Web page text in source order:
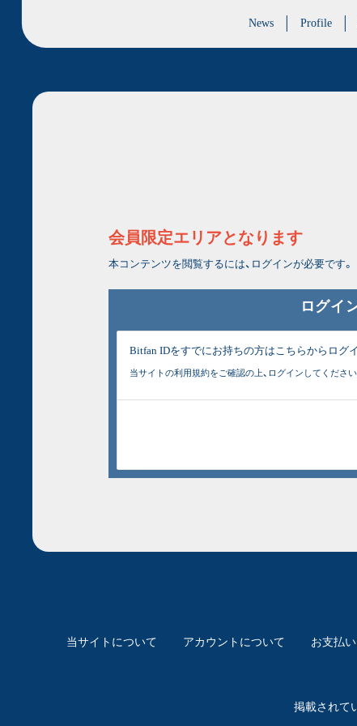
News Profile
会員限定エリアとなります
本コンテンツを閲覧するには、ログインが必要です。
ログイ
Bitfan IDをすでにお持ちの方はこちらからログ
当サイトの利用規約をご確認の上、ログインしてください
当サイトについて アカウントについて お支払
掲載されて